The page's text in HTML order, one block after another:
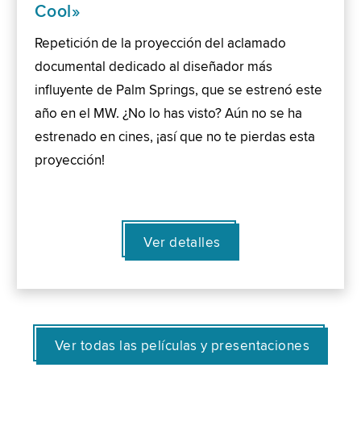
Cool»
Repetición de la proyección del aclamado
documental dedicado al diseñador más
influyente de Palm Springs, que se estrenó este
año en el MW. ¿No lo has visto? Aún no se ha
estrenado en cines, ¡así que no te pierdas esta
proyección!
Ver detalles
Ver todas las películas y presentaciones